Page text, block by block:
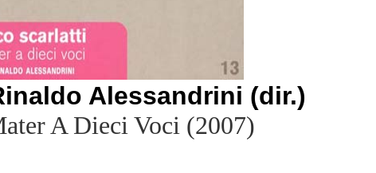
Alessandrini (dir.)
A Dieci Voci (2007)